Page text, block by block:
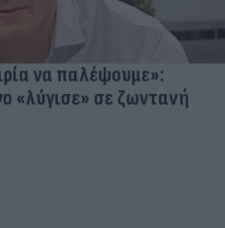
να παλέψουμε»:
«λύγισε» σε ζωντανή